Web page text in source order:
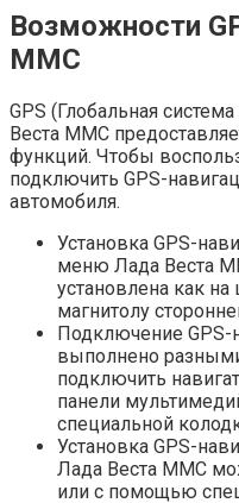
Возможности
ММС
GPS (Глобальная
Веста ММС
функций. Чтобы
подключить GPS-
автомобиля.
Установка GPS-
меню Лада Веста
установлена как
магнитолу
Подключение
выполнено
подключить
панели
специальной
Установка GPS-
Лада Веста ММС
или с помощью